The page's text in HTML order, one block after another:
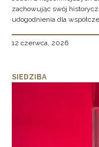
zachowując swój
udogodnienia dla
12 czerwca, 2026
SIEDZIBA